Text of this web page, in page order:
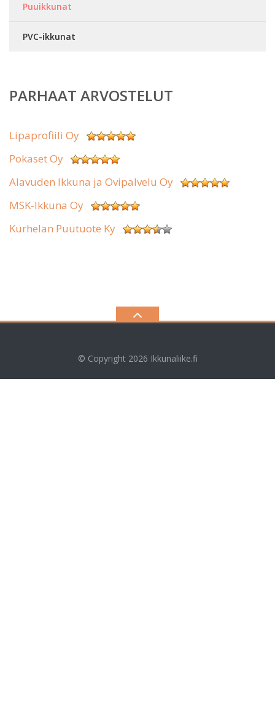
Puuikkunat
PVC-ikkunat
PARHAAT ARVOSTELUT
Lipaprofiili Oy
Pokaset Oy
Alavuden Ikkuna ja Ovipalvelu Oy
MSK-Ikkuna Oy
Kurhelan Puutuote Ky
© Copyright 2026 Ikkunaliike.fi